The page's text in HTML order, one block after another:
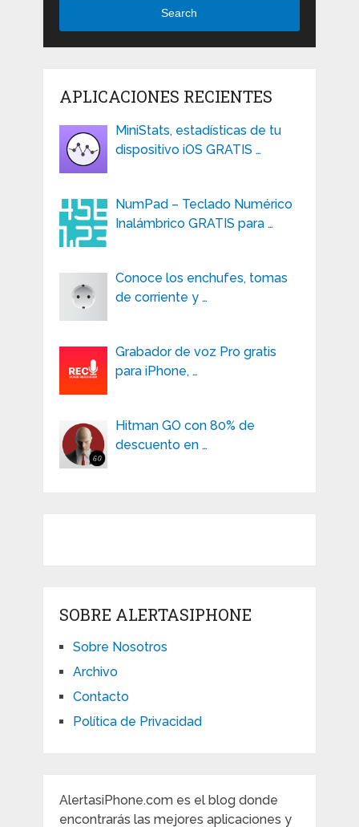
Search
APLICACIONES RECIENTES
MiniStats, estadísticas de tu
dispositivo iOS GRATIS …
NumPad – Teclado Numérico
Inalámbrico GRATIS para …
Conoce los enchufes, tomas
de corriente y …
Grabador de voz Pro gratis
para iPhone, …
Hitman GO con 80% de
descuento en …
SOBRE ALERTASIPHONE
Sobre Nosotros
Archivo
Contacto
Política de Privacidad
AlertasiPhone.com es el blog donde
encontrarás las mejores aplicaciones y